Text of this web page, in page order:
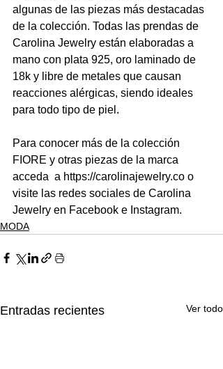
algunas de las piezas más destacadas
de la colección. Todas las prendas de
Carolina Jewelry están elaboradas a
mano con plata 925, oro laminado de
18k y libre de metales que causan
reacciones alérgicas, siendo ideales
para todo tipo de piel.
Para conocer más de la colección
FIORE y otras piezas de la marca
acceda  a https://carolinajewelry.co o
visite las redes sociales de Carolina
Jewelry en Facebook e Instagram.
MODA
Entradas recientes Ver todo